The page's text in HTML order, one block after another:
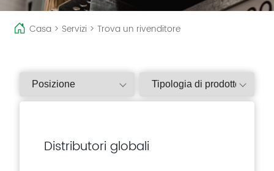
Casa> Servizi > Trova un rivenditore
Distributori globali